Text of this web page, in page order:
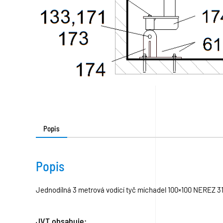
Popis
Popis
Jednodílná 3 metrová vodící tyč míchadel 100×100 NEREZ